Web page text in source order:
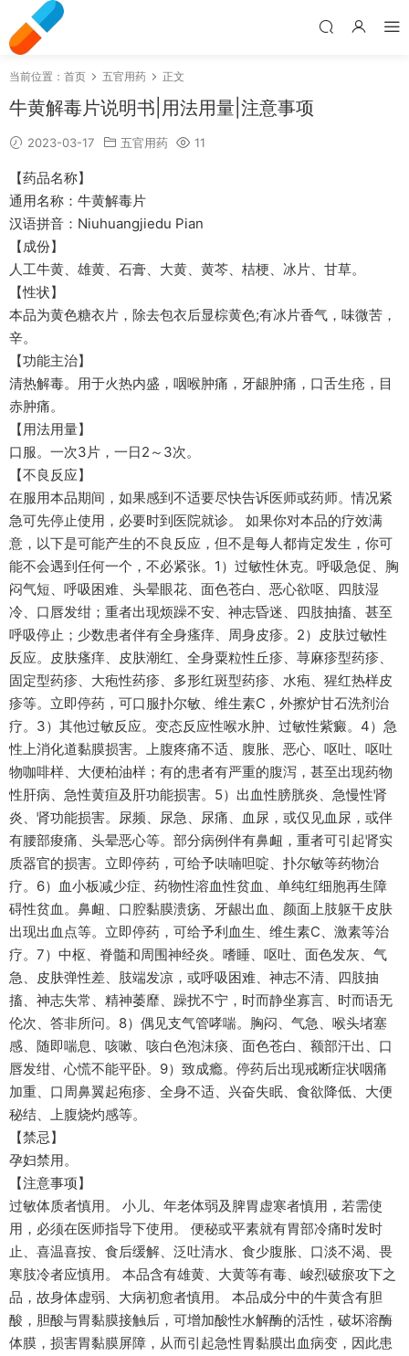
当前位置： 首页 五官用药 正文
牛黄解毒片说明书|用法用量|注意事项
2023-03-17 五官用药 11
【药品名称】
通用名称：牛黄解毒片
汉语拼音：Niuhuangjiedu Pian
【成份】
人工牛黄、雄黄、石膏、大黄、黄芩、桔梗、冰片、甘草。
【性状】
本品为黄色糖衣片，除去包衣后显棕黄色;有冰片香气，味微苦，
辛。
【功能主治】
清热解毒。用于火热内盛，咽喉肿痛，牙龈肿痛，口舌生疮，目
赤肿痛。
【用法用量】
口服。一次3片，一日2～3次。
【不良反应】
在服用本品期间，如果感到不适要尽快告诉医师或药师。情况紧
急可先停止使用，必要时到医院就诊。 如果你对本品的疗效满
意，以下是可能产生的不良反应，但不是每人都肯定发生，你可
能不会遇到任何一个，不必紧张。1）过敏性休克。呼吸急促、胸
闷气短、呼吸困难、头晕眼花、面色苍白、恶心欲呕、四肢湿
冷、口唇发绀；重者出现烦躁不安、神志昏迷、四肢抽搐、甚至
呼吸停止；少数患者伴有全身瘙痒、周身皮疹。2）皮肤过敏性
反应。皮肤瘙痒、皮肤潮红、全身粟粒性丘疹、荨麻疹型药疹、
固定型药疹、大疱性药疹、多形红斑型药疹、水疱、猩红热样皮
疹等。立即停药，可口服扑尔敏、维生素C，外擦炉甘石洗剂治
疗。3）其他过敏反应。变态反应性喉水肿、过敏性紫癜。4）急
性上消化道黏膜损害。上腹疼痛不适、腹胀、恶心、呕吐、呕吐
物咖啡样、大便柏油样；有的患者有严重的腹泻，甚至出现药物
性肝病、急性黄疸及肝功能损害。5）出血性膀胱炎、急慢性肾
炎、肾功能损害。尿频、尿急、尿痛、血尿，或仅见血尿，或伴
有腰部痠痛、头晕恶心等。部分病例伴有鼻衄，重者可引起肾实
质器官的损害。立即停药，可给予呋喃呾啶、扑尔敏等药物治
疗。6）血小板减少症、药物性溶血性贫血、单纯红细胞再生障
碍性贫血。鼻衄、口腔黏膜溃疡、牙龈出血、颜面上肢躯干皮肤
出现出血点等。立即停药，可给予利血生、维生素C、激素等治
疗。7）中枢、脊髓和周围神经炎。嗜睡、呕吐、面色发灰、气
急、皮肤弹性差、肢端发凉，或呼吸困难、神志不清、四肢抽
搐、神志失常、精神萎靡、躁扰不宁，时而静坐寡言、时而语无
伦次、答非所问。8）偶见支气管哮喘。胸闷、气急、喉头堵塞
感、随即喘息、咳嗽、咳白色泡沫痰、面色苍白、额部汗出、口
唇发绀、心慌不能平卧。9）致成瘾。停药后出现戒断症状咽痛
加重、口周鼻翼起疱疹、全身不适、兴奋失眠、食欲降低、大便
秘结、上腹烧灼感等。
【禁忌】
孕妇禁用。
【注意事项】
过敏体质者慎用。 小儿、年老体弱及脾胃虚寒者慎用，若需使
用，必须在医师指导下使用。 便秘或平素就有胃部冷痛时发时
止、喜温喜按、食后缓解、泛吐清水、食少腹胀、口淡不渴、畏
寒肢冷者应慎用。 本品含有雄黄、大黄等有毒、峻烈破瘀攻下之
品，故身体虚弱、大病初愈者慎用。 本品成分中的牛黄含有胆
酸，胆酸与胃黏膜接触后，可增加酸性水解酶的活性，破坏溶酶
体膜，损害胃黏膜屏障，从而引起急性胃黏膜出血病变，因此患